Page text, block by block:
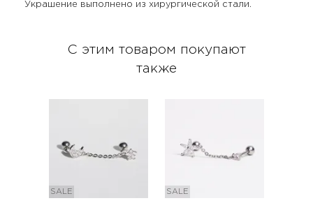
Украшение выполнено из хирургической стали.
С этим товаром покупают
также
SALE SALE